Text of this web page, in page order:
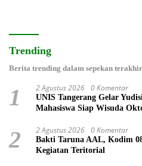
Trending
Berita trending dalam sepekan terakhir
1 2 Agustus 2026 0 Komentar
UNIS Tangerang Gelar
Mahasiswa Siap Wisuda
2 2 Agustus 2026 0 Komentar
Bakti Taruna AAL, Kodim
Kegiatan Teritorial